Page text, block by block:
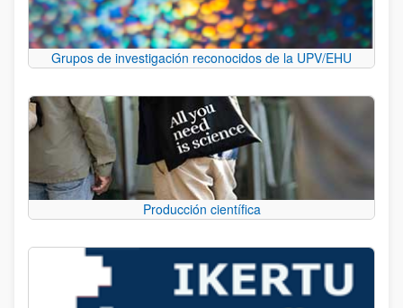
Grupos de investigación reconocidos de la UPV/EHU
Producción científica